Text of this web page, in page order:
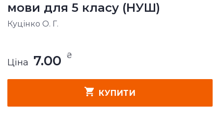
мови для 5 класу (НУШ)
Куцінко О. Г.
Ціна 7.00 ₴
КУПИТИ